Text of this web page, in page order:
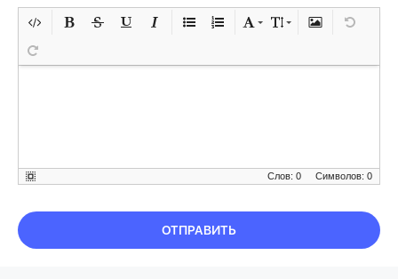
Символов: 0
Слов: 0
ОТПРАВИТЬ